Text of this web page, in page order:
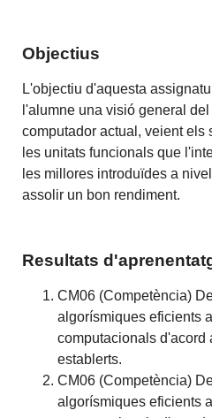
Objectius
L'objectiu d'aquesta
l'alumne una visió general
computador actual, veient els
les unitats funcionals que
les millores introduïdes a
assolir un bon rendiment.
Resultats
CM06 (Competència)
algorísmiques eficients
computacionals d'acord
establerts.
CM06 (Competència)
algorísmiques eficients